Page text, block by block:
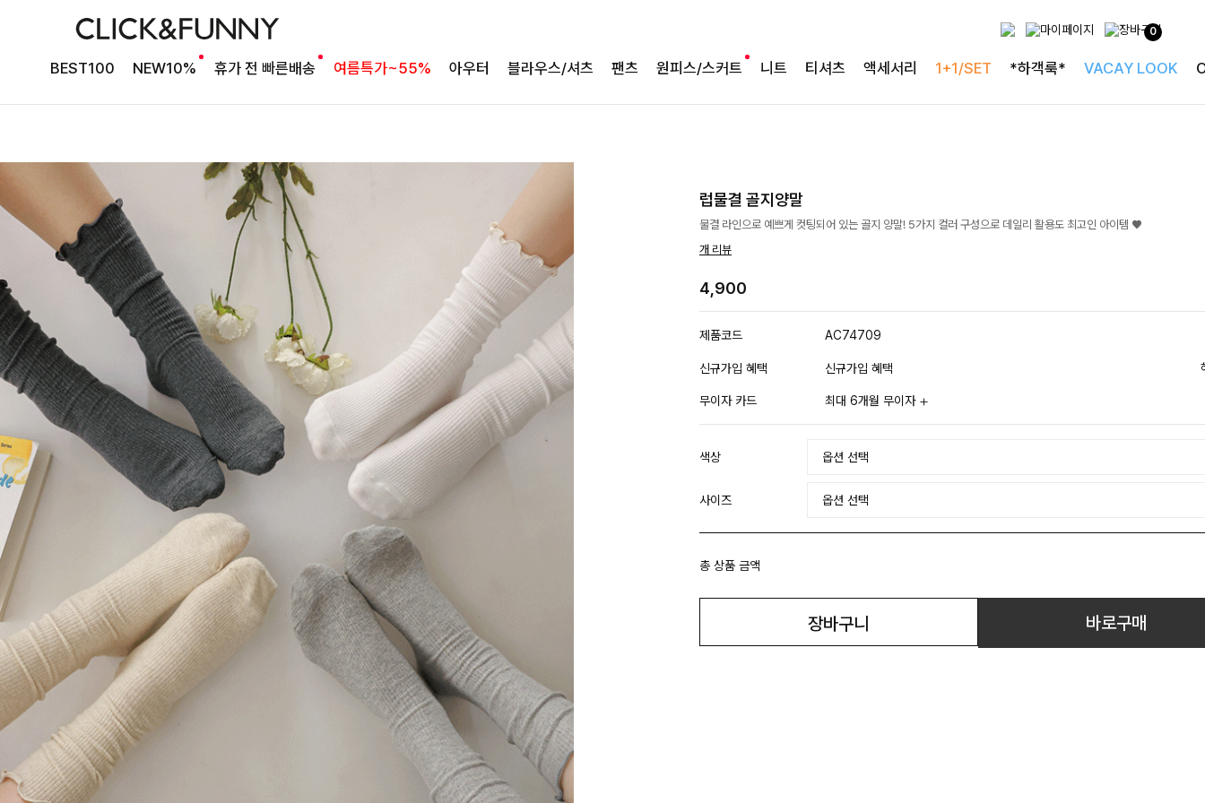
0
BEST100 NEW10% 휴가 전 빠른배송 여름특가~55% 아우터 블라우스/셔츠 팬츠 원피스/스커트 니트 티셔츠 액세서리 1+1/SET *하객룩* VACAY LOOK
럽물결 골지양말
물결 라인으로 예쁘게 컷팅되어 있는 골지 양말! 5가지 컬러 구성으로 데일리 활용도 최고인 아이템 ♥
개 리뷰
4,900
제품코드 AC74709
신규가입 혜택 신규가입 혜택
무이자 카드 최대 6개월 무이자
색상
사이즈
총 상품 금액
장바구니 바로구매